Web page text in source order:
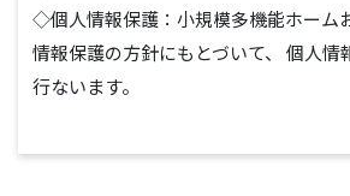
◇個人情報保護：小規模多機能ホーム
情報保護の方針にもとづいて、 個人情
行ないます。